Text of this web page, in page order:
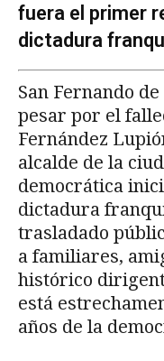
fuera el primer
dictadura
San Fernando
pesar por el
Fernández
alcalde de la
democrática
dictadura
trasladado
a familiares,
histórico
está
años de la